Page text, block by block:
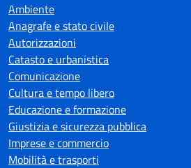
Ambiente
Anagrafe e stato civile
Autorizzazioni
Catasto e urbanistica
Comunicazione
Cultura e tempo libero
Educazione e formazione
Giustizia e sicurezza pubblica
Imprese e commercio
Mobilità e trasporti